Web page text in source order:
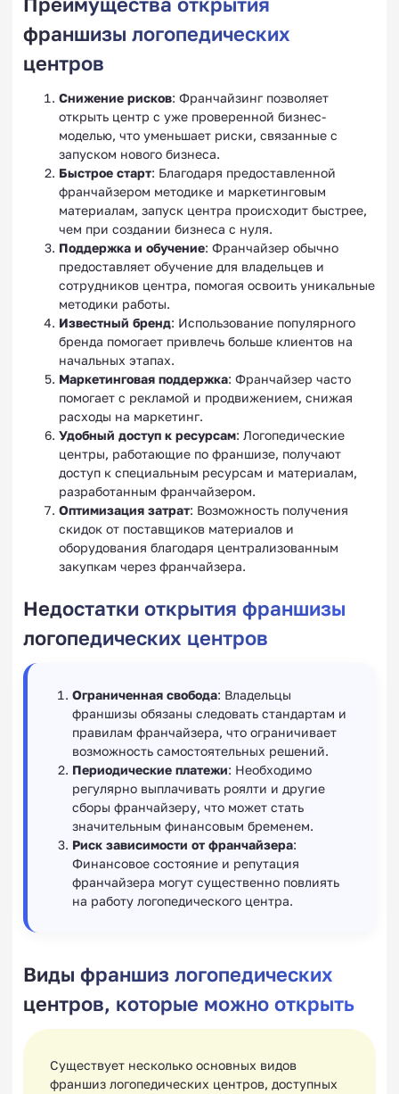
франшизы логопедических
центров
Снижение рисков: Франчайзинг позволяет
открыть центр с уже проверенной бизнес-
моделью, что уменьшает риски, связанные с
запуском нового бизнеса.
Быстрое старт: Благодаря предоставленной
франчайзером методике и маркетинговым
материалам, запуск центра происходит быстрее,
чем при создании бизнеса с нуля.
Поддержка и обучение: Франчайзер обычно
предоставляет обучение для владельцев и
сотрудников центра, помогая освоить уникальные
методики работы.
Известный бренд: Использование популярного
бренда помогает привлечь больше клиентов на
начальных этапах.
Маркетинговая поддержка: Франчайзер часто
помогает с рекламой и продвижением, снижая
расходы на маркетинг.
Удобный доступ к ресурсам: Логопедические
центры, работающие по франшизе, получают
доступ к специальным ресурсам и материалам,
разработанным франчайзером.
Оптимизация затрат: Возможность получения
скидок от поставщиков материалов и
оборудования благодаря централизованным
закупкам через франчайзера.
Недостатки открытия франшизы
логопедических центров
Ограниченная свобода: Владельцы
франшизы обязаны следовать стандартам и
правилам франчайзера, что ограничивает
возможность самостоятельных решений.
Периодические платежи: Необходимо
регулярно выплачивать роялти и другие
сборы франчайзеру, что может стать
значительным финансовым бременем.
Риск зависимости от франчайзера:
Финансовое состояние и репутация
франчайзера могут существенно повлиять
на работу логопедического центра.
Виды франшиз логопедических
центров, которые можно открыть
Существует несколько основных видов
франшиз логопедических центров, доступных